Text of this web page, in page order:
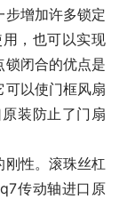
增加许多锁定
，也可以实现
闭合的优点是
可以使门框风扇
装防止了门扇
刚性。滚珠丝杠
传动轴进口原